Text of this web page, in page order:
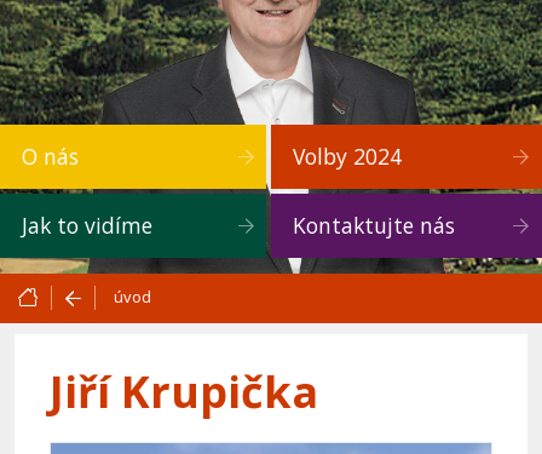
O nás Volby 2024
Jak to vidíme Kontaktujte nás
úvod
Jiří Krupička